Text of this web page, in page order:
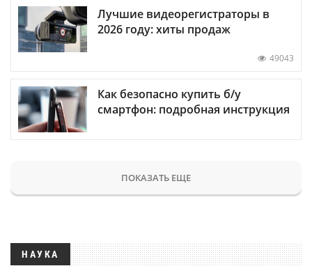
Лучшие видеорегистраторы в
2026 году: хиты продаж
49043
Как безопасно купить б/у
смартфон: подробная инструкция
ПОКАЗАТЬ ЕЩЕ
НАУКА